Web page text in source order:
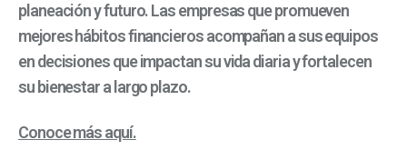
planeación y futuro. Las empresas que promueven
mejores hábitos financieros acompañan a sus equipos
en decisiones que impactan su vida diaria y fortalecen
su bienestar a largo plazo.
Conoce más aquí.